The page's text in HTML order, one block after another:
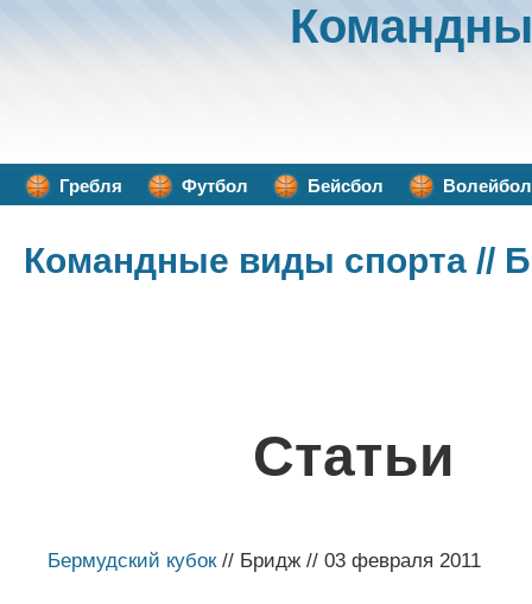
Гребля Футбол Бейсбол Волейбол
Командные виды спорта //
Статьи
Бермудский кубок// Бридж // 03 февраля 2011